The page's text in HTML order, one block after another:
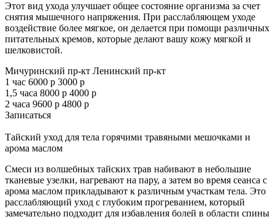
Этот вид ухода улучшает общее состояние организма за счет
снятия мышечного напряжения. При расслабляющем уходе
воздействие более мягкое, он делается при помощи различных
питательных кремов, которые делают вашу кожу мягкой и
шелковистой.
Мичуринский пр-кт Ленинский пр-кт
1 час 6000 р 3000 р
1,5 часа 8000 р 4000 р
2 часа 9600 р 4800 р
Записаться
Тайский уход для тела горячими травяными мешочками и
арома маслом
Смеси из волшебных тайских трав набивают в небольшие
тканевые узелки, нагревают на пару, а затем во время сеанса с
арома маслом прикладывают к различным участкам тела. Это
расслабляющий уход с глубоким прогреванием, который
замечательно подходит для избавления болей в области спины